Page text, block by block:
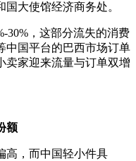
大使馆经济商务处。
30%，这部分流失的消费
中国平台的巴西市场订单
卖家迎来流量与订单双增
额
高，而中国轻小件具